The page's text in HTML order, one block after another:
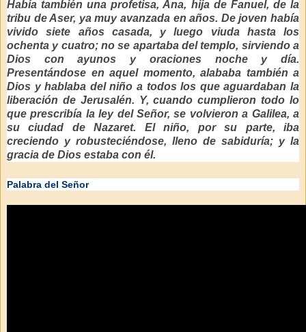
Había también una profetisa, Ana, hija de Fanuel, de la
tribu de Aser, ya muy avanzada en años. De joven había
vivido siete años casada, y luego viuda hasta los
ochenta y cuatro; no se apartaba del templo, sirviendo a
Dios con ayunos y oraciones noche y día.
Presentándose en aquel momento, alababa también a
Dios y hablaba del niño a todos los que aguardaban la
liberación de Jerusalén. Y, cuando cumplieron todo lo
que prescribía la ley del Señor, se volvieron a Galilea, a
su ciudad de Nazaret. El niño, por su parte, iba
creciendo y robusteciéndose, lleno de sabiduría; y la
gracia de Dios estaba con él.
Palabra del Señor